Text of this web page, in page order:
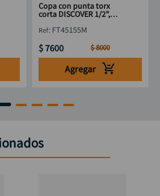
Copa con punta torx
corta DISCOVER 1/2",
: FT45155M
$7600 $8000
Agregar